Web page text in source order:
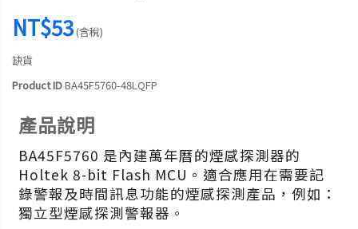
NT$53(含稅)
缺貨
Product IDBA45F5760-48LQFP
產品說明
BA45F5760 是內建萬年曆的煙感探測器的
Holtek 8-bit Flash MCU。適合應用在需要記
錄警報及時間訊息功能的煙感探測產品，例如：
獨立型煙感探測警報器。